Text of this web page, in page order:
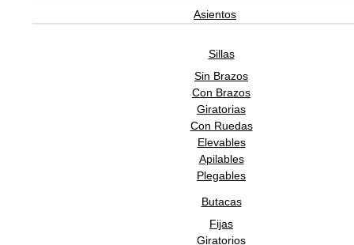
Asientos
Sillas
Sin Brazos
Con Brazos
Giratorias
Con Ruedas
Elevables
Apilables
Plegables
Butacas
Fijas
Giratorios
T4
T6
T7
T8
T9
T10
T11
L1